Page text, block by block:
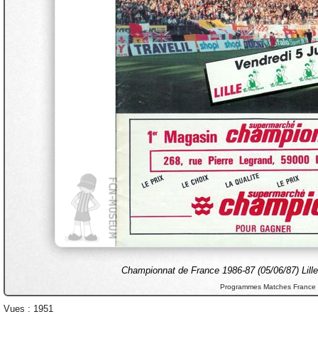
Championnat de France 1986-87 (05/06/87)
Programmes Matches France
Vues : 1951